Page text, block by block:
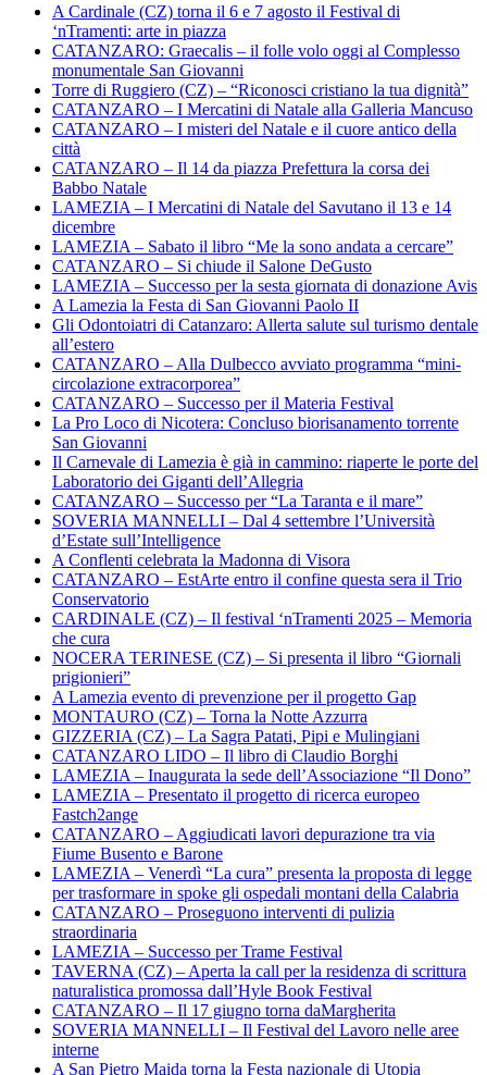
A Cardinale (CZ) torna il 6 e 7 agosto il Festival di
‘nTramenti: arte in piazza
CATANZARO: Graecalis – il folle volo oggi al Complesso
monumentale San Giovanni
Torre di Ruggiero (CZ) – “Riconosci cristiano la tua dignità”
CATANZARO – I Mercatini di Natale alla Galleria Mancuso
CATANZARO – I misteri del Natale e il cuore antico della
città
CATANZARO – Il 14 da piazza Prefettura la corsa dei
Babbo Natale
LAMEZIA – I Mercatini di Natale del Savutano il 13 e 14
dicembre
LAMEZIA – Sabato il libro “Me la sono andata a cercare”
CATANZARO – Si chiude il Salone DeGusto
LAMEZIA – Successo per la sesta giornata di donazione Avis
A Lamezia la Festa di San Giovanni Paolo II
Gli Odontoiatri di Catanzaro: Allerta salute sul turismo dentale
all’estero
CATANZARO – Alla Dulbecco avviato programma “mini-
circolazione extracorporea”
CATANZARO – Successo per il Materia Festival
La Pro Loco di Nicotera: Concluso biorisanamento torrente
San Giovanni
Il Carnevale di Lamezia è già in cammino: riaperte le porte del
Laboratorio dei Giganti dell’Allegria
CATANZARO – Successo per “La Taranta e il mare”
SOVERIA MANNELLI – Dal 4 settembre l’Università
d’Estate sull’Intelligence
A Conflenti celebrata la Madonna di Visora
CATANZARO – EstArte entro il confine questa sera il Trio
Conservatorio
CARDINALE (CZ) – Il festival ‘nTramenti 2025 – Memoria
che cura
NOCERA TERINESE (CZ) – Si presenta il libro “Giornali
prigionieri”
A Lamezia evento di prevenzione per il progetto Gap
MONTAURO (CZ) – Torna la Notte Azzurra
GIZZERIA (CZ) – La Sagra Patati, Pipi e Mulingiani
CATANZARO LIDO – Il libro di Claudio Borghi
LAMEZIA – Inaugurata la sede dell’Associazione “Il Dono”
LAMEZIA – Presentato il progetto di ricerca europeo
Fastch2ange
CATANZARO – Aggiudicati lavori depurazione tra via
Fiume Busento e Barone
LAMEZIA – Venerdì “La cura” presenta la proposta di legge
per trasformare in spoke gli ospedali montani della Calabria
CATANZARO – Proseguono interventi di pulizia
straordinaria
LAMEZIA – Successo per Trame Festival
TAVERNA (CZ) – Aperta la call per la residenza di scrittura
naturalistica promossa dall’Hyle Book Festival
CATANZARO – Il 17 giugno torna daMargherita
SOVERIA MANNELLI – Il Festival del Lavoro nelle aree
interne
A San Pietro Maida torna la Festa nazionale di Utopia